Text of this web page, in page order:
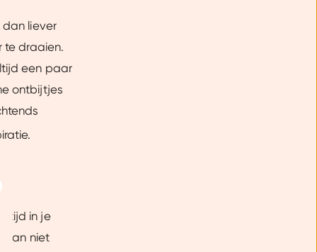
dan liever
te draaien.
een paar
ontbijtjes
tijd in je
Plan niet